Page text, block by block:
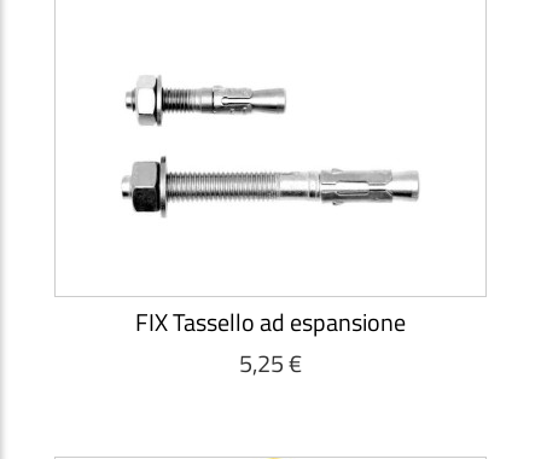
FIX Tassello ad espansione
5,25 €